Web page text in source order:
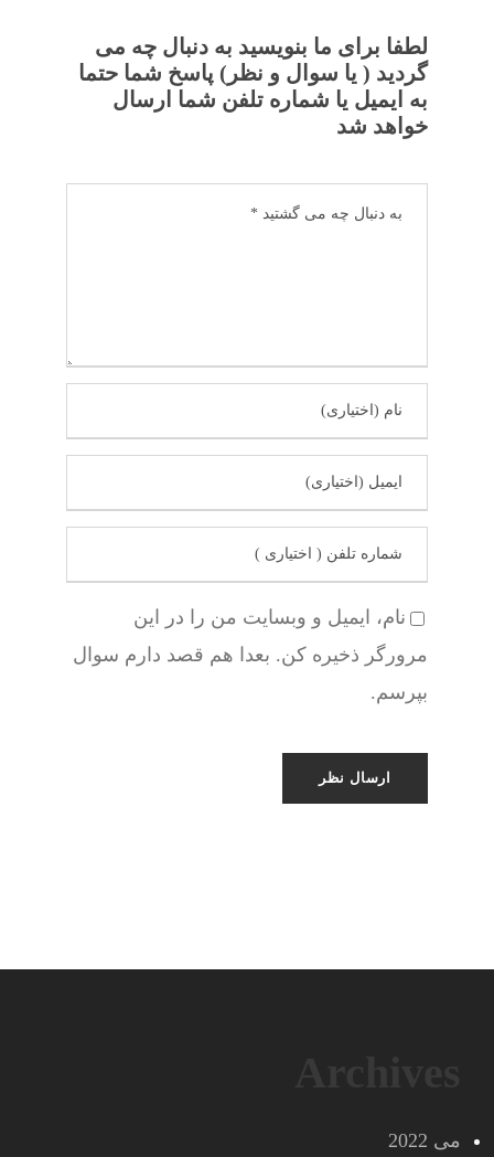
لطفا برای ما بنویسید به دنبال چه می
گردید ( یا سوال و نظر) پاسخ شما حتما
به ایمیل یا شماره تلفن شما ارسال
خواهد شد
نام، ایمیل و وبسایت من را در این
مرورگر ذخیره کن. بعدا هم قصد دارم سوال
بپرسم.
می 2022